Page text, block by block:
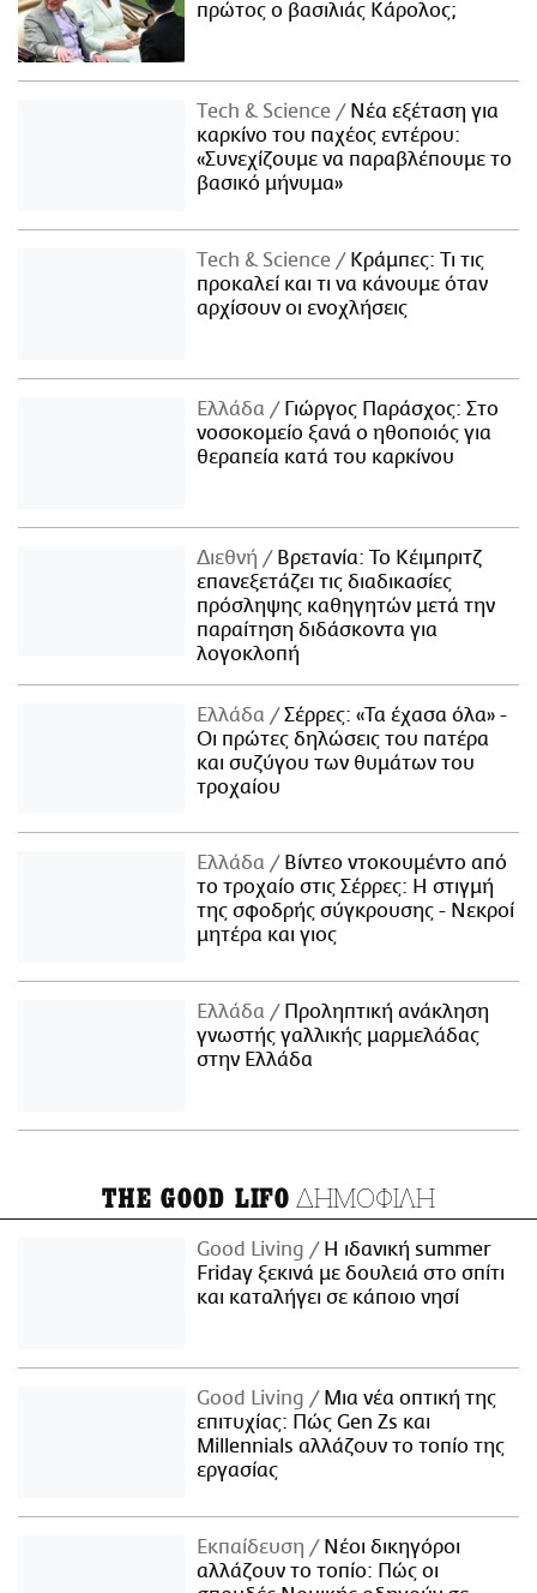
πρώτος ο βασιλιάς Κάρολος;
Τech & Science
Νέα εξέταση για
καρκίνο του παχέος εντέρου:
«Συνεχίζουμε να παραβλέπουμε το
βασικό μήνυμα»
Τech & Science
Κράμπες: Τι τις
προκαλεί και τι να κάνουμε όταν
αρχίσουν οι ενοχλήσεις
Ελλάδα
Γιώργος Παράσχος: Στο
νοσοκομείο ξανά ο ηθοποιός για
θεραπεία κατά του καρκίνου
Διεθνή
Βρετανία: Το Κέιμπριτζ
επανεξετάζει τις διαδικασίες
πρόσληψης καθηγητών μετά την
παραίτηση διδάσκοντα για
λογοκλοπή
Ελλάδα
Σέρρες: «Τα έχασα όλα» -
Οι πρώτες δηλώσεις του πατέρα
και συζύγου των θυμάτων του
τροχαίου
Ελλάδα
Βίντεο ντοκουμέντο από
το τροχαίο στις Σέρρες: Η στιγμή
της σφοδρής σύγκρουσης - Νεκροί
μητέρα και γιος
Ελλάδα
Προληπτική ανάκληση
γνωστής γαλλικής μαρμελάδας
στην Ελλάδα
THE GOOD LIFO ΔΗΜΟΦΙΛΗ
Good Living
Η ιδανική summer
Friday ξεκινά με δουλειά στο σπίτι
και καταλήγει σε κάποιο νησί
Good Living
Μια νέα οπτική της
επιτυχίας: Πώς Gen Zs και
Millennials αλλάζουν το τοπίο της
εργασίας
Εκπαίδευση
Νέοι δικηγόροι
αλλάζουν το τοπίο: Πώς οι